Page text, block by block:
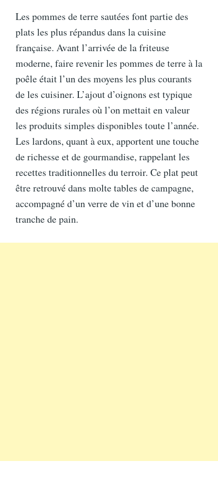
Les pommes de terre sautées font partie des
plats les plus répandus dans la cuisine
française. Avant l’arrivée de la friteuse
moderne, faire revenir les pommes de terre à la
poêle était l’un des moyens les plus courants
de les cuisiner. L’ajout d’oignons est typique
des régions rurales où l’on mettait en valeur
les produits simples disponibles toute l’année.
Les lardons, quant à eux, apportent une touche
de richesse et de gourmandise, rappelant les
recettes traditionnelles du terroir. Ce plat peut
être retrouvé dans molte tables de campagne,
accompagné d’un verre de vin et d’une bonne
tranche de pain.